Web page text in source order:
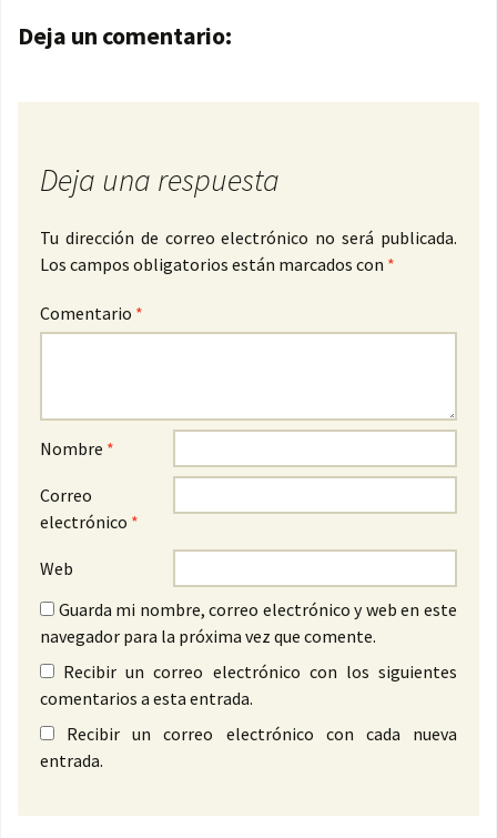
Navegación de entradas
Deja un comentario:
Deja una respuesta
Tu dirección de correo electrónico no será publicada.
Los campos obligatorios están marcados con *
Comentario *
Nombre *
Correo
electrónico *
Web
Guarda mi nombre, correo electrónico y web en este
navegador para la próxima vez que comente.
Recibir un correo electrónico con los siguientes
comentarios a esta entrada.
Recibir un correo electrónico con cada nueva
entrada.